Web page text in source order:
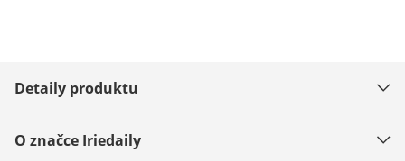
Detaily produktu
O značce Iriedaily